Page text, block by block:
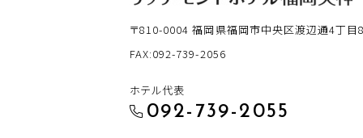
〒810-0004福岡県福岡市中央区渡辺通4丁目
FAX:092-739-2056
ホテル代表
092-739-2055